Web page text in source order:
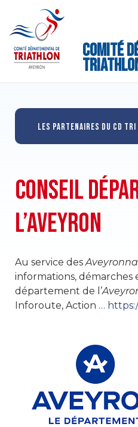
content
Comité
LES PARTENAIRES DU CD
CONSEIL
L’AVEYRON
Au service des
informations, démarches
département de l’
Inforoute, Action …